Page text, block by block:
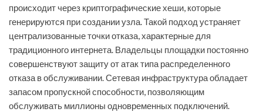
происходит через криптографические хеши, которые
генерируются при создании узла. Такой подход устраняет
централизованные точки отказа, характерные для
традиционного интернета. Владельцы площадки постоянно
совершенствуют защиту от атак типа распределенного
отказа в обслуживании. Сетевая инфраструктура обладает
запасом пропускной способности, позволяющим
обслуживать миллионы одновременных подключений.